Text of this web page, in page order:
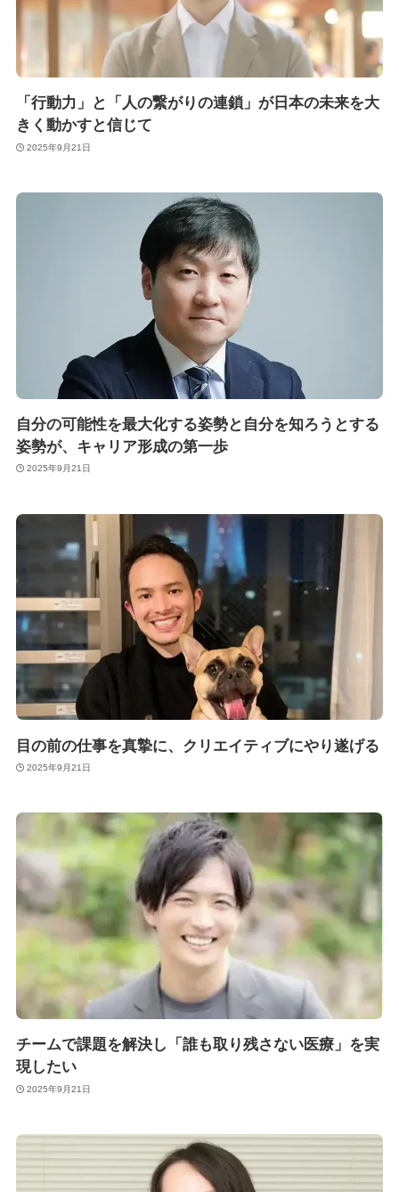
「行動力」と「人の繋がりの連鎖」が日本の未来を大
きく動かすと信じて
2025年9月21日
自分の可能性を最大化する姿勢と自分を知ろうとする
姿勢が、キャリア形成の第一歩
2025年9月21日
目の前の仕事を真摯に、クリエイティブにやり遂げる
2025年9月21日
チームで課題を解決し「誰も取り残さない医療」を実
現したい
2025年9月21日